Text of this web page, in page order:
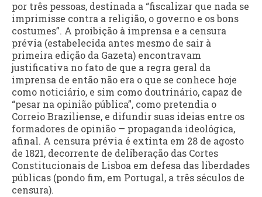
por três pessoas, destinada a “fiscalizar que nada se
imprimisse contra a religião, o governo e os bons
costumes”. A proibição à imprensa e a censura
prévia (estabelecida antes mesmo de sair à
primeira edição da Gazeta) encontravam
justificativa no fato de que a regra geral da
imprensa de então não era o que se conhece hoje
como noticiário, e sim como doutrinário, capaz de
“pesar na opinião pública”, como pretendia o
Correio Braziliense, e difundir suas ideias entre os
formadores de opinião — propaganda ideológica,
afinal. A censura prévia é extinta em 28 de agosto
de 1821, decorrente de deliberação das Cortes
Constitucionais de Lisboa em defesa das liberdades
públicas (pondo fim, em Portugal, a três séculos de
censura).